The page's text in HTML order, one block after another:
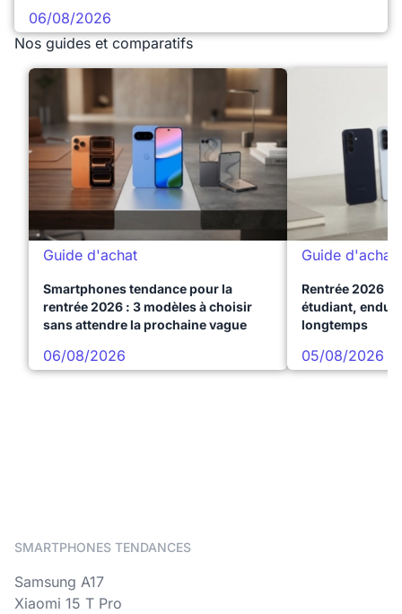
06/08/2026
Nos guides et comparatifs
Guide d'achat
Smartphones tendance pour la
rentrée 2026 : 3 modèles à choisir
sans attendre la prochaine vague
06/08/2026
Guide d'achat
Rentrée 2026 :
étudiant,
longtemps
05/08/2026
SMARTPHONES TENDANCES
Samsung A17
Xiaomi 15 T Pro